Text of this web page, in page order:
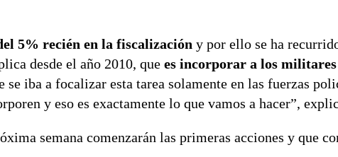
5% recién en la fiscalización y por ello se ha
desde el año 2010, que es incorporar a los militares
se iba a focalizar esta tarea solamente en las fuerzas
y eso es exactamente lo que vamos a hacer”,
semana comenzarán las primeras acciones y que